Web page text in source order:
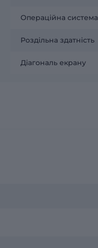
Операційна система
Роздільна здатність
Діагональ екрану